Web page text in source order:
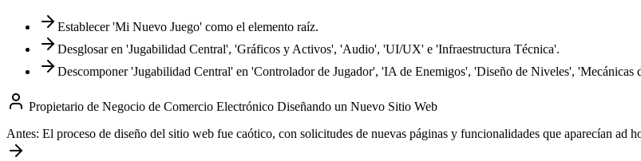
Establecer 'Mi Nuevo Juego' como el elemento raíz.
Desglosar en 'Jugabilidad Central', 'Gráficos y Activos', 'Audio', 'UI/UX' e 'Infraestructura Técnica'.
Descomponer 'Jugabilidad Central' en 'Controlador de Jugador', 'IA de Enemigos', 'Diseño de Niveles', 'Mecánicas
Propietario de Negocio de Comercio Electrónico Diseñando un Nuevo Sitio Web
Antes: El proceso de diseño del sitio web fue caótico, con solicitudes de nuevas páginas y funcionalidades que aparecían ad